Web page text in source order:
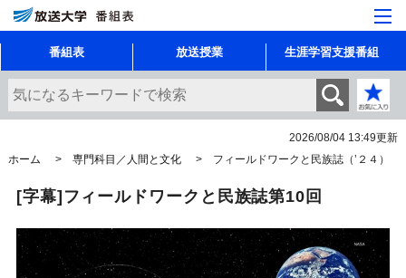
番組表 放送授業 生涯学習支援番組
2026/08/04 13:49更新
ホーム
専門科目／人間と文化 フィールドワークと民族誌（’２４）
[字幕]フィールドワークと民族誌第10回